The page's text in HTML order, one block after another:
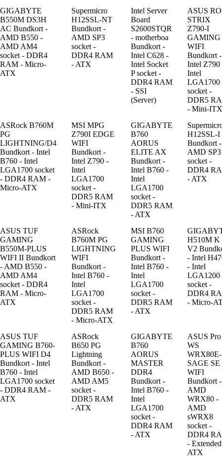
GIGABYTE
B550M DS3H
AC Bundkort -
AMD B550 -
AMD AM4
socket - DDR4
RAM - Micro-
ATX
Supermicro
H12SSL-NT
Bundkort -
AMD SP3
socket -
DDR4 RAM
- ATX
Intel Server
Board
S2600STQR
- motherboa
Bundkort -
Intel C628 -
Intel Socket
P socket -
DDR4 RAM
- SSI
(Server)
ASUS
STRIX
Z790-I
GAMING
WIFI
Bundkort -
Intel Z790
Intel
LGA1700
socket -
DDR5
- Mini-ITX
ASRock B760M
PG
LIGHTNING/D4
Bundkort - Intel
B760 - Intel
LGA1700 socket
- DDR4 RAM -
Micro-ATX
MSI MPG
Z790I EDGE
WIFI
Bundkort -
Intel Z790 -
Intel
LGA1700
socket -
DDR5 RAM
- Mini-ITX
GIGABYTE
B760
AORUS
ELITE AX
Bundkort -
Intel B760 -
Intel
LGA1700
socket -
DDR5 RAM
- ATX
H12SSL-I
Bundkort -
AMD SP3
socket -
DDR4
- ATX
ASUS TUF
GAMING
B550M-PLUS
WIFI II Bundkort
- AMD B550 -
AMD AM4
socket - DDR4
RAM - Micro-
ATX
ASRock
B760M PG
LIGHTNING
WIFI
Bundkort -
Intel B760 -
Intel
LGA1700
socket -
DDR5 RAM
- Micro-ATX
MSI B760
GAMING
PLUS WIFI
Bundkort -
Intel B760 -
Intel
LGA1700
socket -
DDR5 RAM
- ATX
H510M K
V2
- Intel
- Intel
LGA1200
socket -
DDR4
- Micro-
ASUS TUF
GAMING B760-
PLUS WIFI D4
Bundkort - Intel
B760 - Intel
LGA1700 socket
- DDR4 RAM -
ATX
ASRock
B650 PG
Lightning
Bundkort -
AMD B650 -
AMD AM5
socket -
DDR5 RAM
- ATX
GIGABYTE
B760
AORUS
MASTER
DDR4
Bundkort -
Intel B760 -
Intel
LGA1700
socket -
DDR4 RAM
- ATX
ASUS Pro
WS
WRX80E-
SAGE SE
WIFI
Bundkort -
AMD
WRX80 -
AMD
sWRX8
socket -
DDR4
- Extended
ATX